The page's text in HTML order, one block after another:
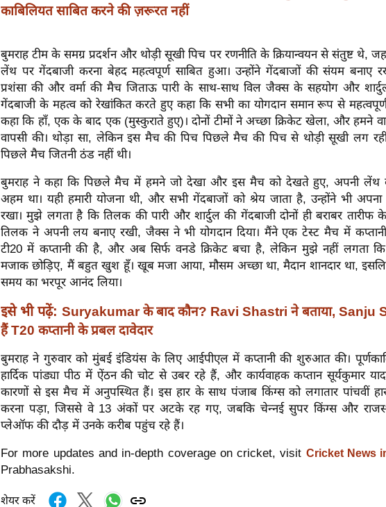
काबिलियत साबित करने की ज़रूरत नहीं
बुमराह टीम के समग्र प्रदर्शन और थोड़ी सूखी पिच पर रणनीति के क्रियान्वयन से संतुष्ट थे,
लेंथ पर गेंदबाजी करना बेहद महत्वपूर्ण साबित हुआ। उन्होंने गेंदबाजों की संयम बनाए
प्रशंसा की और वर्मा की मैच जिताऊ पारी के साथ-साथ विल जैक्स के सहयोग और
गेंदबाजी के महत्व को रेखांकित करते हुए कहा कि सभी का योगदान समान रूप से महत्वपूर्ण
कहा कि हाँ, एक के बाद एक (मुस्कुराते हुए)। दोनों टीमों ने अच्छा क्रिकेट खेला, और हमने
वापसी की। थोड़ा सा, लेकिन इस मैच की पिच पिछले मैच की पिच से थोड़ी सूखी लग
पिछले मैच जितनी ठंड नहीं थी।
बुमराह ने कहा कि पिछले मैच में हमने जो देखा और इस मैच को देखते हुए, अपनी लेंथ
अहम था। यही हमारी योजना थी, और सभी गेंदबाजों को श्रेय जाता है, उन्होंने भी
रखा। मुझे लगता है कि तिलक की पारी और शार्दुल की गेंदबाजी दोनों ही बराबर तारीफ
तिलक ने अपनी लय बनाए रखी, जैक्स ने भी योगदान दिया। मैंने एक टेस्ट मैच में
टी20 में कप्तानी की है, और अब सिर्फ वनडे क्रिकेट बचा है, लेकिन मुझे नहीं लगता कि
मजाक छोड़िए, मैं बहुत खुश हूँ। खूब मजा आया, मौसम अच्छा था, मैदान शानदार था,
समय का भरपूर आनंद लिया।
इसे भी पढ़ें: Suryakumar के बाद कौन? Ravi Shastri ने बताया, Sanju
हैं T20 कप्तानी के प्रबल दावेदार
बुमराह ने गुरुवार को मुंबई इंडियंस के लिए आईपीएल में कप्तानी की शुरुआत की।
हार्दिक पांड्या पीठ में ऐंठन की चोट से उबर रहे हैं, और कार्यवाहक कप्तान सूर्यकुमार
कारणों से इस मैच में अनुपस्थित हैं। इस हार के साथ पंजाब किंग्स को लगातार पांचवीं
करना पड़ा, जिससे वे 13 अंकों पर अटके रह गए, जबकि चेन्नई सुपर किंग्स और
प्लेऑफ की दौड़ में उनके करीब पहुंच रहे हैं।
For more updates and in-depth coverage on cricket, visit Cricket News
Prabhasakshi.
शेयर करें